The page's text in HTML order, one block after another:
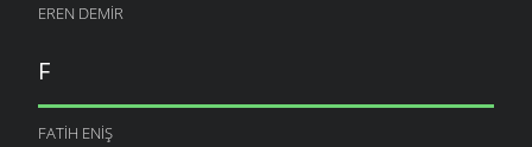
EREN DEMIR
F
FATIH ENIŞ